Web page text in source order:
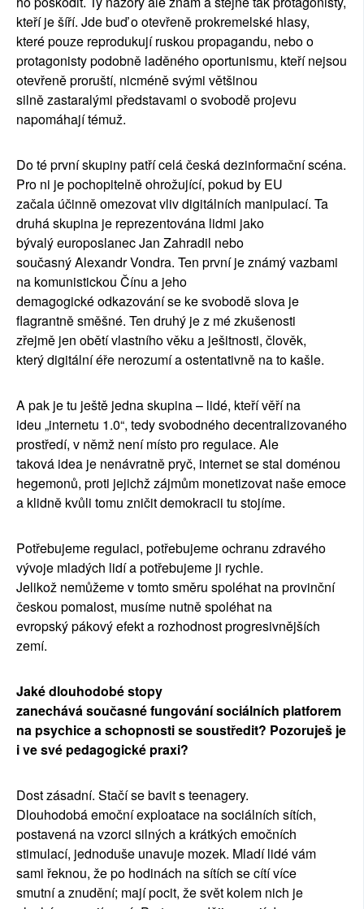
kteříješíří. Jde buďo otevřeněprokremelské hlasy,
kterépouze reprodukujíruskou propagandu, nebo o
protagonisty podobně laděného oportunismu, kteřínejsou
otevřeněproruští, nicméněsvými většinou
silnězastaralými představami o svoboděprojevu
napomáhajítémuž.
Do téprvnískupiny patřícelá českádezinformačníscéna.
Pro ni je pochopitelněohrožující, pokud by EU
začala účinněomezovat vliv digitálních manipulací. Ta
druháskupina je reprezentována lidmi jako
bývalýeuroposlanec Jan Zahradil nebo
současnýAlexandr Vondra. Ten prvníje známývazbami
na komunistickou Čínu a jeho
demagogickéodkazováníse ke svoboděslova je
flagrantněsměšné. Ten druhý je z mézkušenosti
zřejmě jen obětívlastního věku a ješitnosti, člověk,
kterýdigitální éře nerozumía ostentativně na to kašle.
A pak je tu ještě jedna skupina– lidé, kteřívěřína
ideu „internetu 1.0“, tedy svobodného decentralizovaného
prostředí, v němž nenímísto pro regulace. Ale
taková idea je nenávratněpryč, internet se stal doménou
hegemonů, proti jejichžzájmům monetizovat naše emoce
a klidně kvůli tomu zničit demokracii tu stojíme.
Potřebujeme regulaci, potřebujeme ochranu zdravého
vývoje mladých lidía potřebujeme ji rychle.
Jelikož nemůžeme v tomto směru spoléhat na provinční
českou pomalost, musíme nutněspoléhat na
evropskýpákovýefekt a rozhodnost progresivnějších
zemí.
Jakédlouhodobéstopy
zanechávásoučasnéfungovánísociálních platforem
na psychice a schopnosti se soustředit? Pozoruješ je
i ve své pedagogické praxi?
Dost zásadní. Stačíse bavit s teenagery.
Dlouhodobáemočníexploatace na sociálních sítích,
postavená na vzorci silných a krátkých emočních
stimulací, jednoduše unavuje mozek. Mladílidévám
sami řeknou, že po hodinách na sítích se cítívíce
smutnía znudění; majípocit, že svět kolem nich je